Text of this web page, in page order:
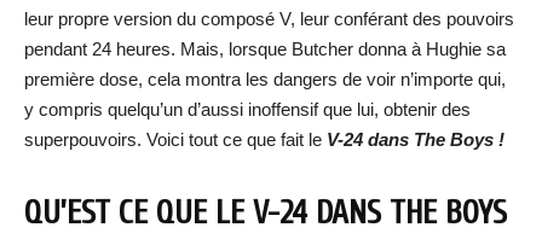
leur propre version du composé V, leur conférant des pouvoirs
pendant 24 heures. Mais, lorsque Butcher donna à Hughie sa
première dose, cela montra les dangers de voir n’importe qui,
y compris quelqu’un d’aussi inoffensif que lui, obtenir des
superpouvoirs. Voici tout ce que fait le V-24 dans The Boys !
QU’EST CE QUE LE V-24 DANS THE BOYS